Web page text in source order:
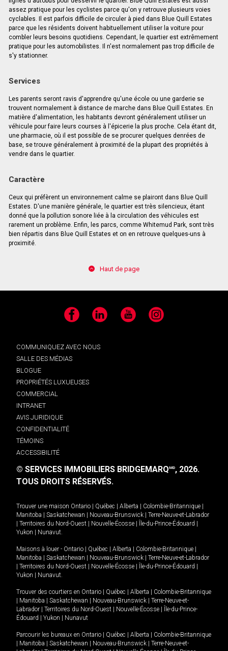
assez pratique pour les cyclistes parce qu'on y retrouve plusieurs voies
cyclables. Il est parfois difficile de circuler à pied dans Blue Quill Estates
parce que les résidents doivent habituellement utiliser la voiture pour
combler leurs besoins quotidiens. Cependant, le quartier est extrêmement
pratique pour les automobilistes. Il n'est normalement pas trop difficile de
s'y stationner.
Services
Les parents seront ravis d'apprendre qu'une école ou une garderie se
trouvent normalement à distance de marche dans Blue Quill Estates. En
matière d'alimentation, les habitants devront généralement utiliser un
véhicule pour faire leurs courses à l'épicerie la plus proche. Cela étant dit,
une pharmacie, où il est possible de se procurer quelques denrées de
base, se trouve généralement à proximité de la plupart des propriétés à
vendre dans le quartier.
Caractère
Ceux qui préfèrent un environnement calme se plairont dans Blue Quill
Estates. D'une manière générale, le quartier est très silencieux, étant
donné que la pollution sonore liée à la circulation des véhicules est
rarement un problème. Enfin, les parcs, comme Whitemud Park, sont très
bien répartis dans Blue Quill Estates et on en retrouve quelques-uns à
proximité.
Haut de page
Facebook LinkedIn YouTube Instagram
COMMUNIQUEZ AVEC NOUS
SALLE DES MÉDIAS
BLOGUE
PROPRIÉTÉS LUXUEUSES
COMMERCIAL
INTRANET
AVIS JURIDIQUE
CONFIDENTIALITÉ
TÉMOINS
ACCESSIBILITÉ
© SERVICES IMMOBILIERS BRIDGEMARQMD, 2026.
TOUS DROITS RÉSERVÉS.
Trouver une maison Ontario Québec Alberta Colombie-Britannique
Manitoba
Saskatchewan Nouveau-Brunswick
Terre-Neuve-et-Labrador
Territoires du Nord-Ouest Nouvelle-Écosse Île-du-Prince-Édouard
Yukon
Nunavut.
Maisons à louer - Ontario Québec Alberta Colombie-Britannique
Manitoba
Saskatchewan Nouveau-Brunswick
Terre-Neuve-et-Labrador
Territoires du Nord-Ouest Nouvelle-Écosse Île-du-Prince-Édouard
Yukon
Nunavut.
Trouver des courtiers en Ontario Québec Alberta
Colombie-Britannique
Manitoba Saskatchewan Nouveau-Brunswick
Terre-Neuve-et-
Labrador
Territoires du Nord-Ouest Nouvelle-Écosse
Île-du-Prince-
Édouard
Yukon Nunavut
Parcourir les bureaux en Ontario Québec Alberta
Colombie-Britannique
Manitoba Saskatchewan Nouveau-Brunswick
Terre-Neuve-et-